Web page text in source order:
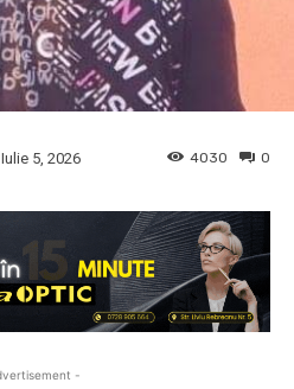
Iulie 5, 2026 0
4030
-